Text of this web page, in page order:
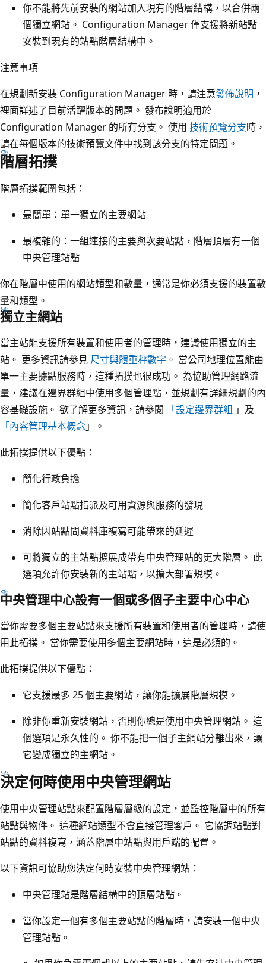
你不能將先前安裝的網站加入現有的階層結構，以合併兩
個獨立網站。 Configuration Manager 僅支援將新站點
安裝到現有的站點階層結構中。
注意事項
在規劃新安裝 Configuration Manager 時，請注意發佈說明 ，
裡面詳述了目前活躍版本的問題。 發布說明適用於
Configuration Manager 的所有分支。 使用 技術預覽分支時，
請在每個版本的技術預覽文件中找到該分支的特定問題。
階層拓撲
階層拓撲範圍包括：
最簡單：單一獨立的主要網站
最複雜的：一組連接的主要與次要站點，階層頂層有一個
中央管理站點
你在階層中使用的網站類型和數量，通常是你必須支援的裝置數
量和類型。
獨立主網站
當主站能支援所有裝置和使用者的管理時，建議使用獨立的主
站。 更多資訊請參見 尺寸與體重秤數字 。 當公司地理位置能由
單一主要據點服務時，這種拓撲也很成功。 為協助管理網路流
量，建議在邊界群組中使用多個管理點，並規劃有詳細規劃的內
容基礎設施。 欲了解更多資訊，請參閱
「設定邊界群組 」及
「內容管理基本概念 」。
此拓撲提供以下優點：
簡化行政負擔
簡化客戶站點指派及可用資源與服務的發現
消除因站點間資料庫複寫可能帶來的延遲
可將獨立的主站點擴展成帶有中央管理站的更大階層。 此
選項允許你安裝新的主站點，以擴大部署規模。
中央管理中心設有一個或多個子主要中心中心
當你需要多個主要站點來支援所有裝置和使用者的管理時，請使
用此拓撲。 當你需要使用多個主要網站時，這是必須的。
此拓撲提供以下優點：
它支援最多 25 個主要網站，讓你能擴展階層規模。
除非你重新安裝網站，否則你總是使用中央管理網站。 這
個選項是永久性的。 你不能把一個子主網站分離出來，讓
它變成獨立的主網站。
決定何時使用中央管理網站
使用中央管理站點來配置階層層級的設定，並監控階層中的所有
站點與物件。 這種網站類型不會直接管理客戶。 它協調站點對
站點的資料複寫，涵蓋階層中站點與用戶端的配置。
以下資訊可協助您決定何時安裝中央管理網站：
中央管理站是階層結構中的頂層站點。
當你設定一個有多個主要站點的階層時，請安裝一個中央
管理站點。